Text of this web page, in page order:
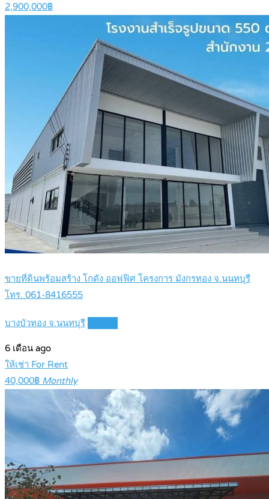
2,900,000฿
ขายที่ดินพร้อมสร้าง โกดัง ออฟฟิศ โครงการ มังกรทอง จ.นนทบุรี
โทร. 061-8416555
บางบัวทอง จ.นนทบุรี
6 เดือน ago
ให้เช่า For Rent
40,000฿ Monthly